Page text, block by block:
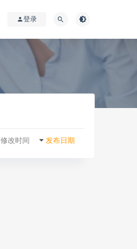
登录
发布日期
修改时间